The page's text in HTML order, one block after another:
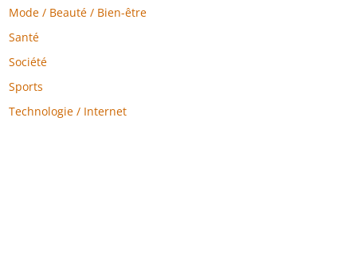
Mode / Beauté / Bien-être
Santé
Société
Sports
Technologie / Internet